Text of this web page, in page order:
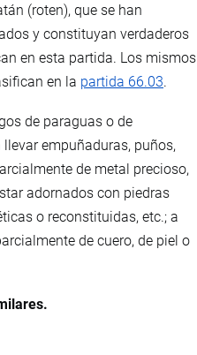
(roten), que se han
y constituyan verdaderos
en esta partida. Los mismos
en la partida 66.03.
de paraguas o de
empuñaduras, puños,
de metal precioso,
adornados con piedras
o reconstituidas, etc.; a
de cuero, de piel o